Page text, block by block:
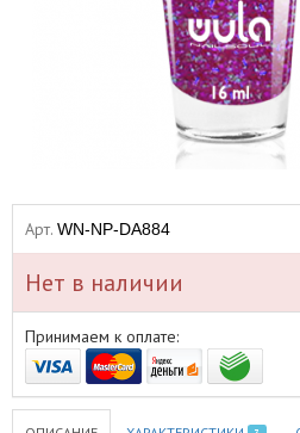
Арт. WN-NP-DA884
Нет в наличии
Принимаем к оплате: